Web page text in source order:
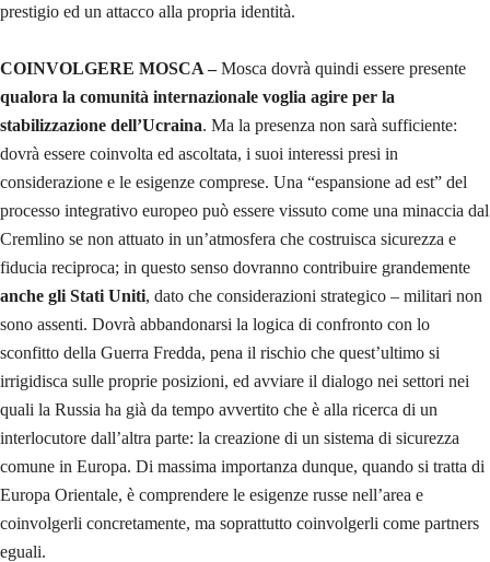
prestigio ed un attacco alla propria identità.
COINVOLGERE MOSCA –Mosca dovrà quindi essere presente
qualora la comunità internazionale voglia agire per la
stabilizzazione dell’Ucraina. Ma la presenza non sarà sufficiente:
dovrà essere coinvolta ed ascoltata, i suoi interessi presi in
considerazione e le esigenze comprese. Una “espansione ad est” del
processo integrativo europeo può essere vissuto come una minaccia dal
Cremlino se non attuato in un’atmosfera che costruisca sicurezza e
fiducia reciproca; in questo senso dovranno contribuire grandemente
anche gli Stati Uniti, dato che considerazioni strategico – militari non
sono assenti. Dovrà abbandonarsi la logica di confronto con lo
sconfitto della Guerra Fredda, pena il rischio che quest’ultimo si
irrigidisca sulle proprie posizioni, ed avviare il dialogo nei settori nei
quali la Russia ha già da tempo avvertito che è alla ricerca di un
interlocutore dall’altra parte: la creazione di un sistema di sicurezza
comune in Europa. Di massima importanza dunque, quando si tratta di
Europa Orientale, è comprendere le esigenze russe nell’area e
coinvolgerli concretamente, ma soprattutto coinvolgerli come partners
eguali.